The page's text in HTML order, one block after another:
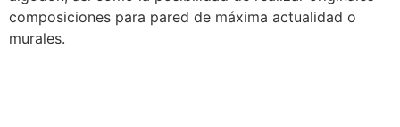
composiciones para pared de máxima actualidad o
murales.